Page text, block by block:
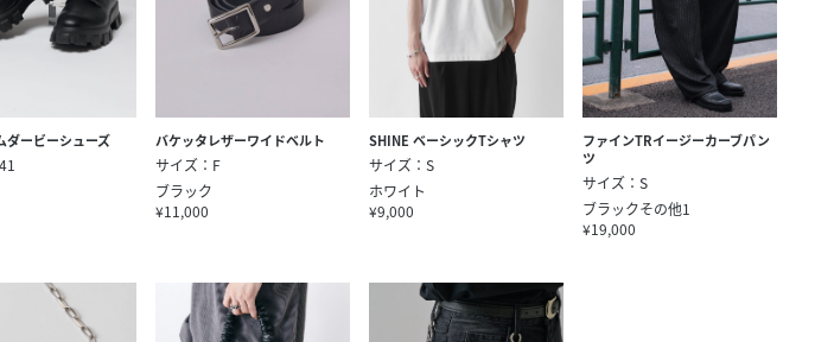
ダービーシューズ バケッタレザーワイドベルト
サイズ：F
ブラック
¥11,000
SHINE ベーシックTシャツ
サイズ：S
ホワイト
¥9,000
ファインTRイージーカーブパン
ツ
サイズ：S
ブラックその他1
¥19,000